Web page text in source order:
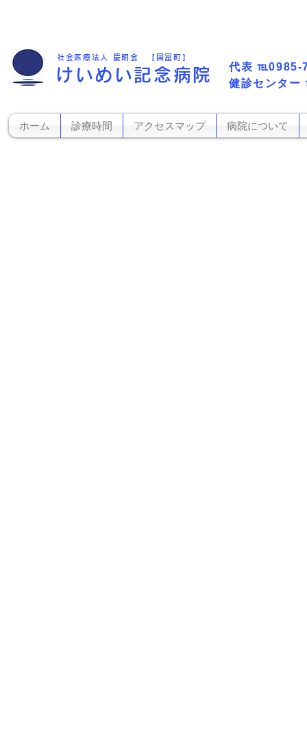
​健診センター
社会医療法人 慶明会 【国富町】
けいめい記念病院 代表​ ℡0985-
ホーム 診療時間 アクセスマップ 病院について